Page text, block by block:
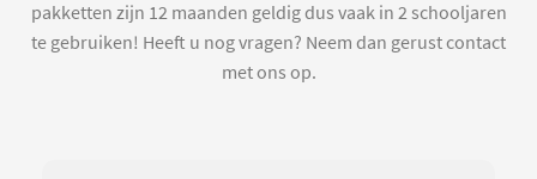
pakketten zijn 12 maanden geldig dus vaak in 2 schooljaren
te gebruiken! Heeft u nog vragen? Neem dan gerust contact
met ons op.